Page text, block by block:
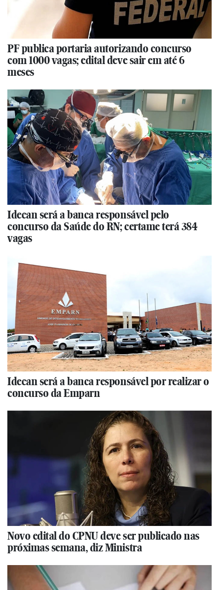
PF publica portaria autorizando concurso
com 1000 vagas; edital deve sair em até 6
meses
Idecan será a banca responsável pelo
concurso da Saúde do RN; certame terá 384
vagas
Idecan será a banca responsável por realizar o
concurso da Emparn
Novo edital do CPNU deve ser publicado nas
próximas semana, diz Ministra